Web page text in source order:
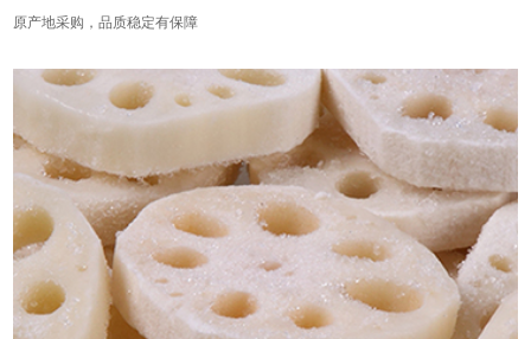
原产地采购，品质稳定有保障